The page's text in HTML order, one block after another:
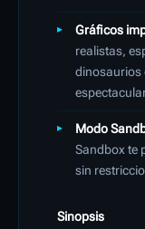
Gráficos
realistas,
dinosaurios
Modo
Sandbox te
sin
Sinopsis